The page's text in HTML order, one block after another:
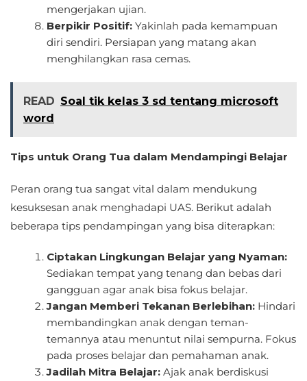
mengerjakan ujian.
Berpikir Positif: Yakinlah pada kemampuan
diri sendiri. Persiapan yang matang akan
menghilangkan rasa cemas.
READ Soal tik kelas 3 sd tentang microsoft
word
Tips untuk Orang Tua dalam Mendampingi Belajar
Peran orang tua sangat vital dalam mendukung
kesuksesan anak menghadapi UAS. Berikut adalah
beberapa tips pendampingan yang bisa diterapkan:
Ciptakan Lingkungan Belajar yang Nyaman:
Sediakan tempat yang tenang dan bebas dari
gangguan agar anak bisa fokus belajar.
Jangan Memberi Tekanan Berlebihan: Hindari
membandingkan anak dengan teman-
temannya atau menuntut nilai sempurna. Fokus
pada proses belajar dan pemahaman anak.
Jadilah Mitra Belajar: Ajak anak berdiskusi